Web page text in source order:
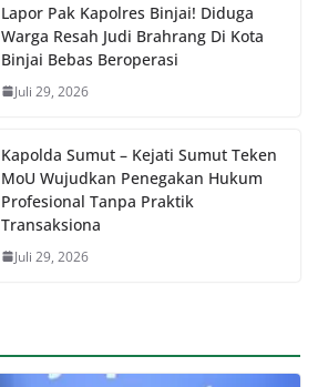
Lapor Pak Kapolres Binjai! Diduga
Warga Resah Judi Brahrang Di Kota
Binjai Bebas Beroperasi
Juli 29, 2026
Kapolda Sumut – Kejati Sumut Teken
MoU Wujudkan Penegakan Hukum
Profesional Tanpa Praktik
Transaksiona
Juli 29, 2026